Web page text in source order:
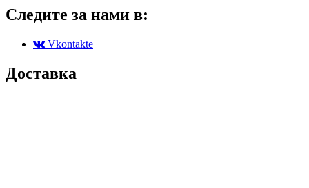
Следите за нами в:
Vkontakte
Доставка